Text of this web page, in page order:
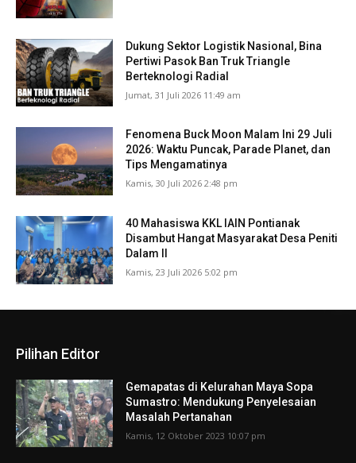
Dukung Sektor Logistik Nasional, Bina
Pertiwi Pasok Ban Truk Triangle
Berteknologi Radial
Jumat, 31 Juli 2026 11:49 am
Fenomena Buck Moon Malam Ini 29 Juli
2026: Waktu Puncak, Parade Planet, dan
Tips Mengamatinya
Kamis, 30 Juli 2026 2:48 pm
40 Mahasiswa KKL IAIN Pontianak
Disambut Hangat Masyarakat Desa Peniti
Dalam II
Kamis, 23 Juli 2026 5:02 pm
Pilihan Editor
Gemapatas di Kelurahan Maya Sopa
Sumastro: Mendukung Penyelesaian
Masalah Pertanahan
Kamis, 12 Oktober 2023 10:07 pm